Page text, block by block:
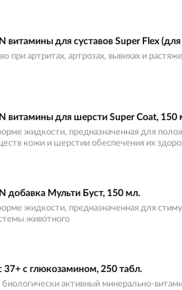
витамины для суставов Super Flex
при артритах, артрозах, вывихах и
витамины для шерсти Super Coat, 150
жидкости, предназначенная для
кожи и шерстии обеспечения их
добавка Мульти Буст, 150 мл.
жидкости, предназначенная для
животного
с глюкозамином, 250 табл.
активный минерально-